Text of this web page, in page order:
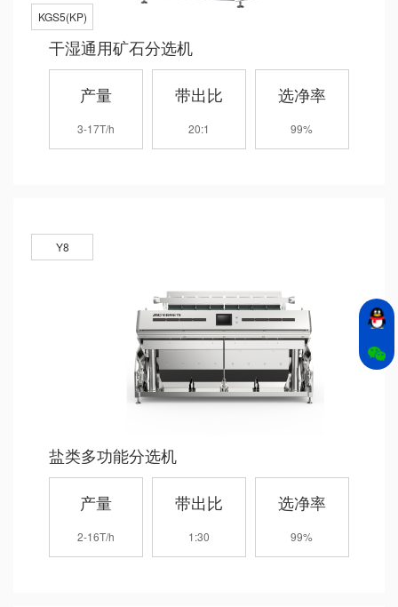
KGS5(KP)
干湿通用矿石分选机
产量
3-17T/h
带出比
20:1
选净率
99%
Y8
盐类多功能分选机
产量
2-16T/h
带出比
1:30
选净率
99%